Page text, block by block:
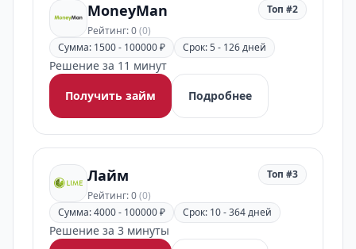
MoneyMan
Рейтинг: 0(0)
Топ #2
Сумма: 1500 - 100000 ₽ Срок: 5 - 126 дней
Решение за 11 минут
Получить займ
Подробнее
Лайм
Рейтинг: 0(0)
Топ #3
Сумма: 4000 - 100000 ₽ Срок: 10 - 364 дней
Решение за 3 минуты